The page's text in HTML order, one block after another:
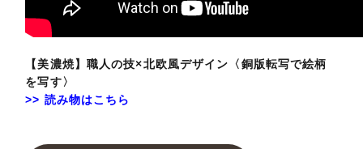
【美濃焼】職人の技×北欧風デザイン〈銅版転写で絵柄
を写す〉
>> 読み物はこちら